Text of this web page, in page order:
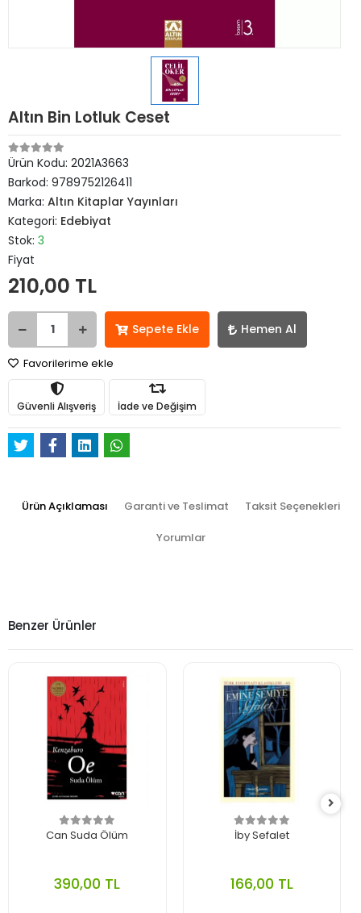
Altın Bin Lotluk Ceset
Ürün Kodu: 2021A3663
Barkod: 9789752126411
Marka: Altın Kitaplar Yayınları
Kategori: Edebiyat
Stok: 3
Fiyat
210,00 TL
Sepete Ekle Hemen Al
Favorilerime ekle
Güvenli Alışveriş İade ve Değişim
Ürün Açıklaması Garanti ve Teslimat Taksit Seçenekleri
Yorumlar
Benzer Ürünler
Can Suda Ölüm
390,00 TL
İby Sefalet
166,00 TL